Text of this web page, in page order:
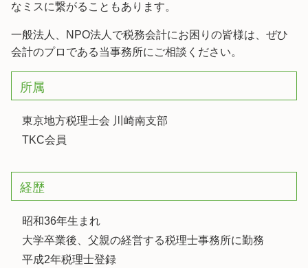
なミスに繋がることもあります。
一般法人、NPO法人で税務会計にお困りの皆様は、ぜひ
会計のプロである当事務所にご相談ください。
所属
東京地方税理士会 川崎南支部
TKC会員
経歴
昭和36年生まれ
大学卒業後、父親の経営する税理士事務所に勤務
平成2年税理士登録